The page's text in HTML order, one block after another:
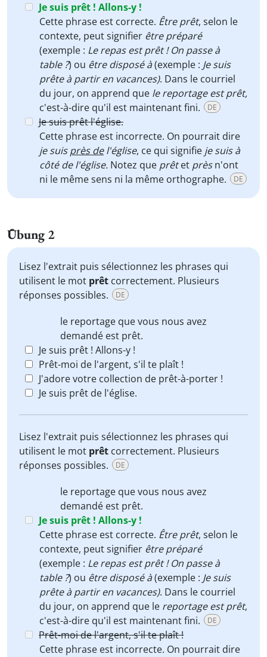
Je suis prêt ! Allons-y !
Cette phrase est correcte. Être prêt, selon le
contexte, peut signifier être préparé
(exemple : Le repas est prêt ! On passe à
table ?) ou être disposé à(exemple : Je suis
prête à partir en vacances). Dans le courriel
du jour, on apprend que le reportage est prêt,
c'est-à-dire qu'il est maintenant fini.
DE
Je suis prêt l'église.
Cette phrase est incorrecte. On pourrait dire
je suisprès del'église, ce qui signifie je suis à
côté de l'église. Notez que prêtet prèsn'ont
ni le même sens ni la même orthographe.
DE
Übung 2
Lisez l'extrait puis sélectionnez les phrases qui
utilisent le mot prêt correctement. Plusieurs
réponses possibles.
DE
le reportage que vous nous avez
demandé est prêt.
Je suis prêt ! Allons-y !
Prêt-moi de l'argent, s'il te plaît !
J'adore votre collection de prêt-à-porter !
Je suis prêt de l'église.
Lisez l'extrait puis sélectionnez les phrases qui
utilisent le mot prêt correctement. Plusieurs
réponses possibles.
DE
le reportage que vous nous avez
demandé est prêt.
Je suis prêt ! Allons-y !
Cette phrase est correcte. Être prêt, selon le
contexte, peut signifier être préparé
(exemple : Le repas est prêt ! On passe à
table ?) ou être disposé à(exemple : Je suis
prête à partir en vacances). Dans le courriel
du jour, on apprend que le reportage est prêt,
c'est-à-dire qu'il est maintenant fini.
DE
Prêt-moi de l'argent, s'il te plaît !
Cette phrase est incorrecte. On pourrait dire